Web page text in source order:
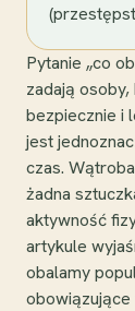
Pytanie „co
zadają
bezpiecznie i
jest
czas.
żadna
aktywność
artykule
obalamy